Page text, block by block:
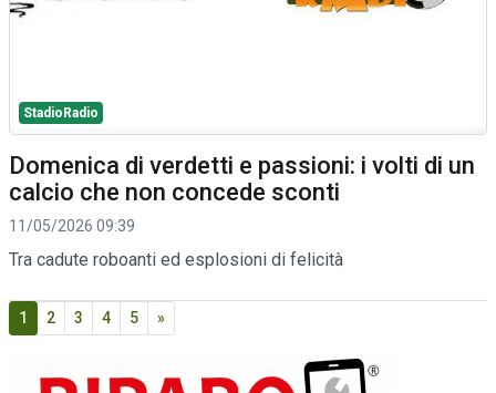
StadioRadio
Domenica di verdetti e passioni: i volti di un
calcio che non concede sconti
11/05/2026 09:39
Tra cadute roboanti ed esplosioni di felicità
1 2 3 4 5 »